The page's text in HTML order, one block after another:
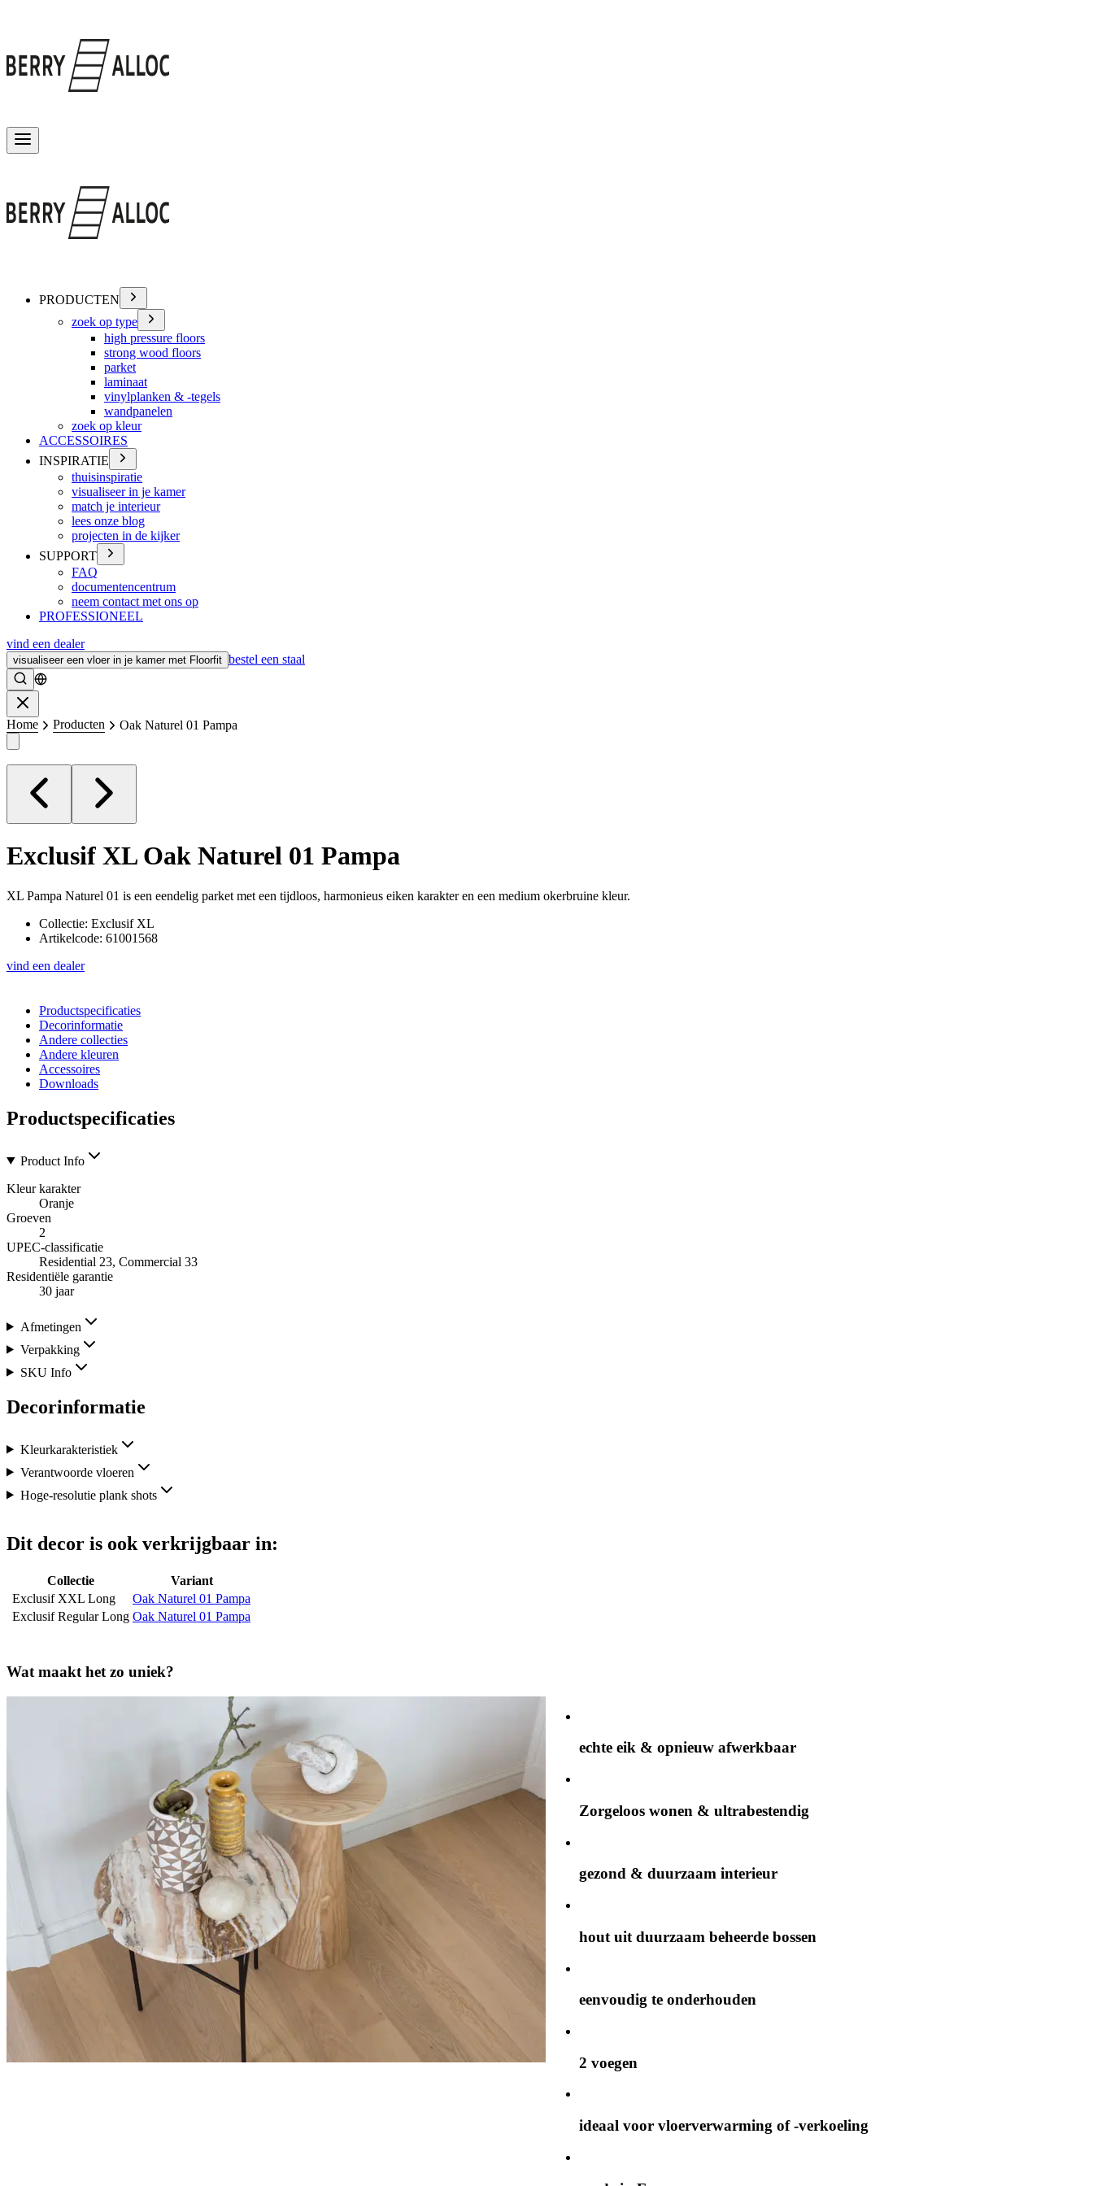
PRODUCTEN
zoek op type
high pressure floors
strong wood floors
parket
laminaat
vinylplanken & -tegels
wandpanelen
zoek op kleur
ACCESSOIRES
INSPIRATIE
thuisinspiratie
visualiseer in je kamer
match je interieur
lees onze blog
projecten in de kijker
SUPPORT
FAQ
documentencentrum
neem contact met ons op
PROFESSIONEEL
vind een dealer
visualiseer een vloer in je kamer met Floorfit bestel een staal
Zoeken
Home Producten Oak Naturel 01 Pampa
Exclusif XL Oak Naturel 01 Pampa
XL Pampa Naturel 01 is een eendelig parket met een tijdloos, harmonieus eiken karakter en een medium okerbruine kleur.
Collectie: Exclusif XL
Artikelcode: 61001568
vind een dealer
Productspecificaties
Decorinformatie
Andere collecties
Andere kleuren
Accessoires
Downloads
Productspecificaties
Product Info
Kleur karakter
Oranje
Groeven
2
UPEC-classificatie
Residential 23, Commercial 33
Residentiële garantie
30 jaar
Afmetingen
Verpakking
SKU Info
Decorinformatie
Kleurkarakteristiek
Verantwoorde vloeren
Hoge-resolutie plank shots
Dit decor is ook verkrijgbaar in:
Collectie
Variant
Exclusif XXL Long
Oak Naturel 01 Pampa
Exclusif Regular Long Oak Naturel 01 Pampa
Wat maakt het zo uniek?
echte eik & opnieuw afwerkbaar
Zorgeloos wonen & ultrabestendig
gezond & duurzaam interieur
hout uit duurzaam beheerde bossen
eenvoudig te onderhouden
2 voegen
ideaal voor vloerverwarming of -verkoeling